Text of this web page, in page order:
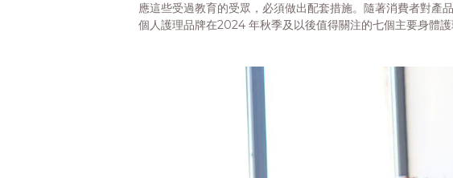
應這些受過教育的受眾，必須做出配套措施。隨著消費者對產
個人護理品牌在2024 年秋季及以後值得關注的七個主要身體護